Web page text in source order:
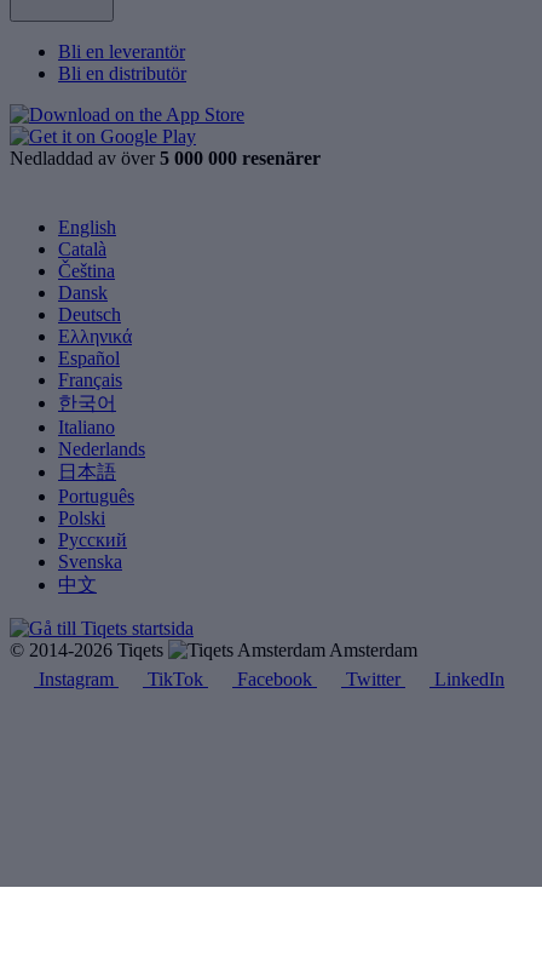
Bli en leverantör
Bli en distributör
Nedladdad av över 5 000 000 resenärer
English
Català
Čeština
Dansk
Deutsch
Ελληνικά
Español
Français
한국어
Italiano
Nederlands
日本語
Português
Polski
Русский
Svenska
中文
© 2014-2026 Tiqets
Amsterdam
Instagram
TikTok Facebook Twitter LinkedIn